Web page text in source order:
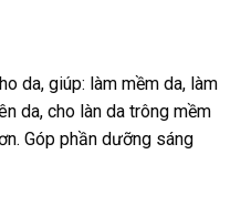
da, giúp: làm mềm da, làm
da, cho làn da trông mềm
Góp phần dưỡng sáng